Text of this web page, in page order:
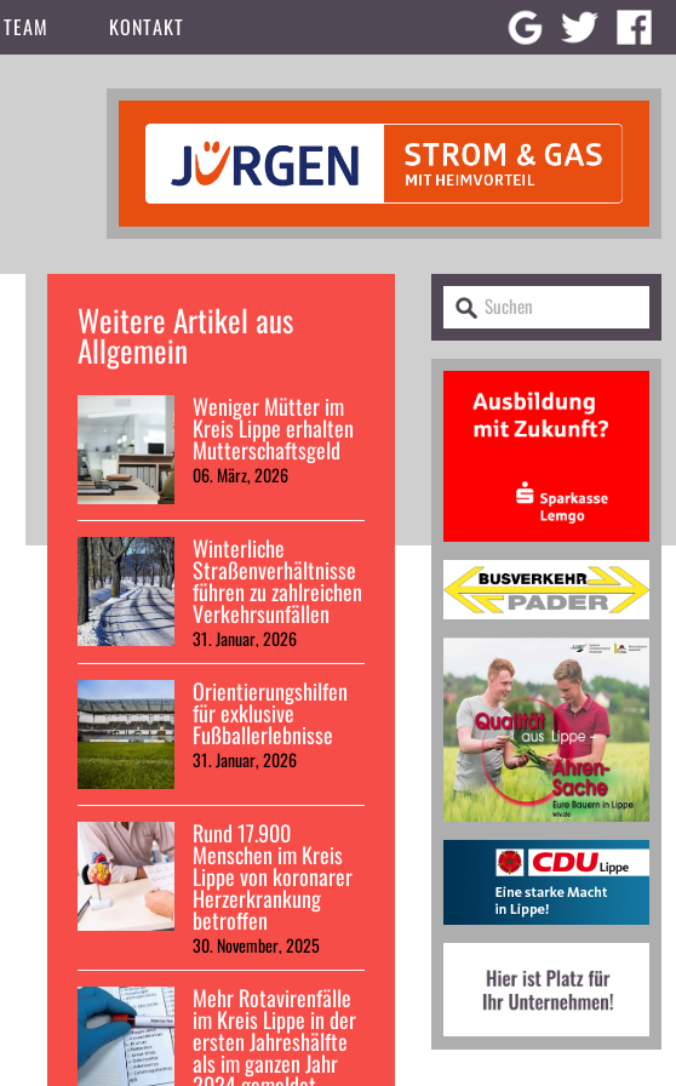
TEAM KONTAKT
Weitere Artikel aus
Allgemein
Weniger Mütter im
Kreis Lippe erhalten
Mutterschaftsgeld
06. März, 2026
Winterliche
Straßenverhältnisse
führen zu zahlreichen
Verkehrsunfällen
31. Januar, 2026
Orientierungshilfen
für exklusive
Fußballerlebnisse
31. Januar, 2026
Rund 17.900
Menschen im Kreis
Lippe von koronarer
Herzerkrankung
betroffen
30. November, 2025
Mehr Rotavirenfälle
im Kreis Lippe in der
ersten Jahreshälfte
als im ganzen Jahr